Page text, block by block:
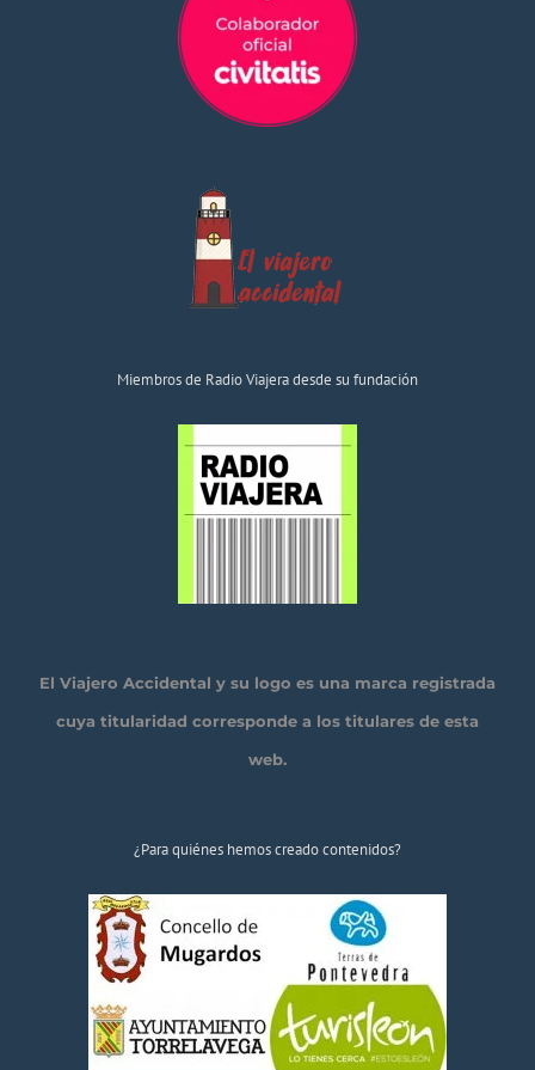
Miembros de Radio Viajera desde su fundación
El Viajero Accidental y su logo es una marca registrada
cuya titularidad corresponde a los titulares de esta
web.
¿Para quiénes hemos creado contenidos?